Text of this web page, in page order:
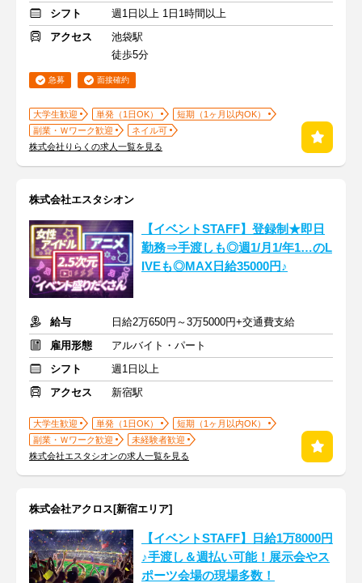
シフト
週1日以上 1日1時間以上
アクセス
池袋駅
徒歩5分
急募 面接確約
大学生歓迎 単発（1日OK）
短期（1ヶ月以内OK）
副業・Ｗワーク歓迎
ネイル可
株式会社りらくの求人一覧を見る
株式会社エスタシオン
【イベントSTAFF】登録制★即日
勤務⇒手渡しも◎週1/月1/年1…のL
IVEも◎MAX日給35000円♪
給与
日給2万650円～3万5000円+交通費支給
雇用形態
アルバイト・パート
シフト
週1日以上
アクセス
新宿駅
大学生歓迎 単発（1日OK）
短期（1ヶ月以内OK）
副業・Ｗワーク歓迎
未経験者歓迎
株式会社エスタシオンの求人一覧を見る
株式会社アクロス[新宿エリア]
【イベントSTAFF】日給1万8000円
♪手渡し＆週払い可能！展示会やス
ポーツ会場の現場多数！